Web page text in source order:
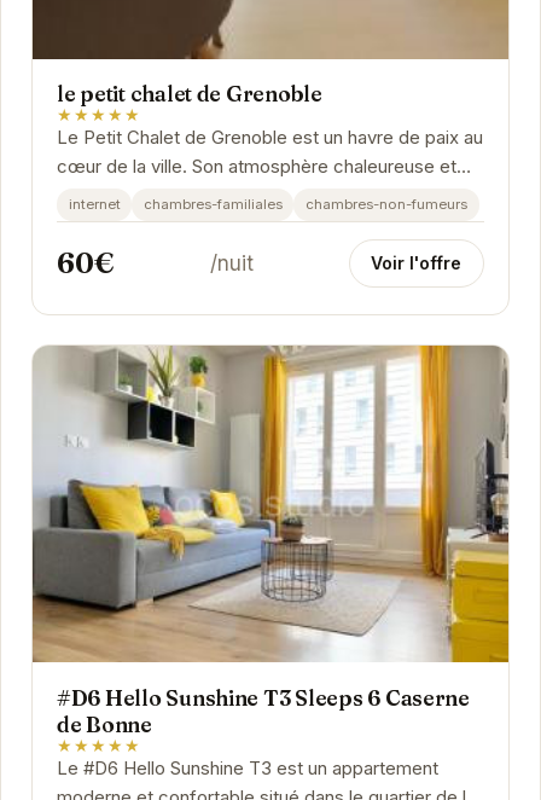
le petit chalet de Grenoble
★★★★★
Le Petit Chalet de Grenoble est un havre de paix au
cœur de la ville. Son atmosphère chaleureuse et
son décor soigné créent un environnement...
internet chambres-familiales chambres-non-fumeurs
60€ /nuit Voir l'offre
#D6 Hello Sunshine T3 Sleeps 6 Caserne
de Bonne
★★★★★
Le #D6 Hello Sunshine T3 est un appartement